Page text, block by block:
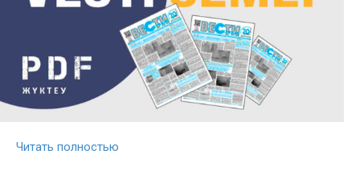
Читать полностью